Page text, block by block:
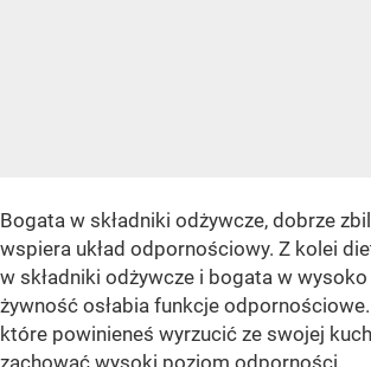
Bogata w składniki odżywcze, dobrze
wspiera układ odpornościowy. Z kolei
w składniki odżywcze i bogata w
żywność osłabia funkcje
które powinieneś wyrzucić ze swojej